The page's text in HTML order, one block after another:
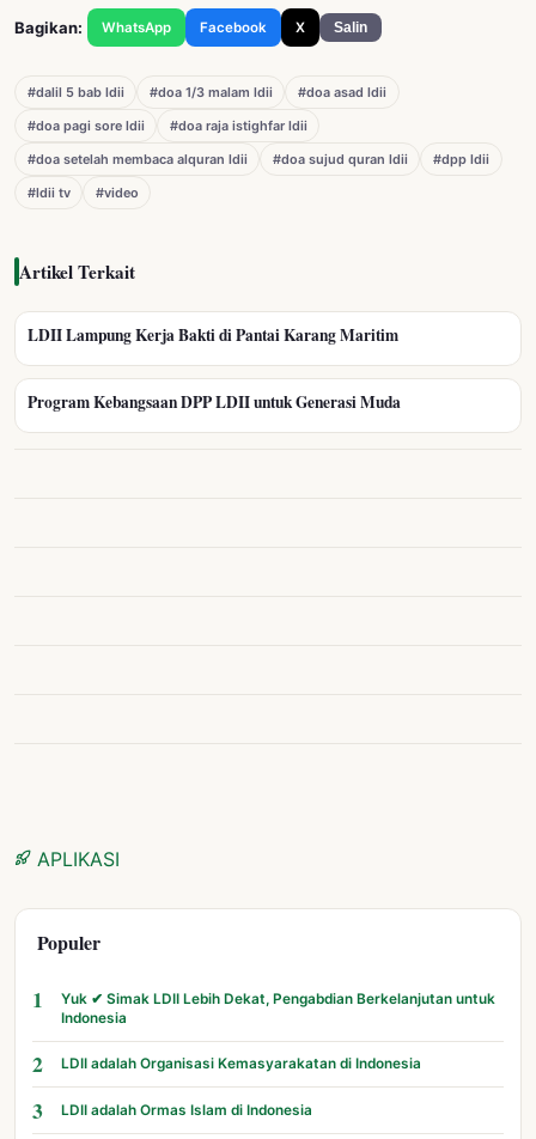
Bagikan: WhatsApp Facebook X Salin
#dalil 5 bab ldii #doa 1/3 malam ldii
#doa asad ldii
#doa pagi sore ldii
#doa raja istighfar ldii
#doa setelah membaca alquran ldii
#doa sujud quran ldii
#dpp ldii
#ldii tv
#video
Artikel Terkait
LDII Lampung Kerja Bakti di Pantai Karang Maritim
Program Kebangsaan DPP LDII untuk Generasi Muda
APLIKASI
Populer
1
Yuk ✔ Simak LDII Lebih Dekat, Pengabdian Berkelanjutan untuk
Indonesia
2 LDII adalah Organisasi Kemasyarakatan di Indonesia
3 LDII adalah Ormas Islam di Indonesia